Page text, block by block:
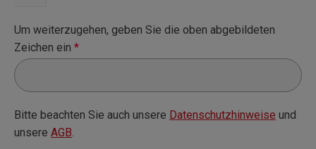
Um weiterzugehen, geben Sie die oben abgebildeten
Zeichen ein *
Bitte beachten Sie auch unsere Datenschutzhinweise und
unsere AGB